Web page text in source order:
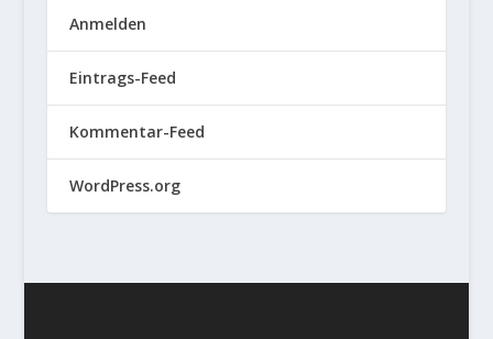
Anmelden
Eintrags-Feed
Kommentar-Feed
WordPress.org